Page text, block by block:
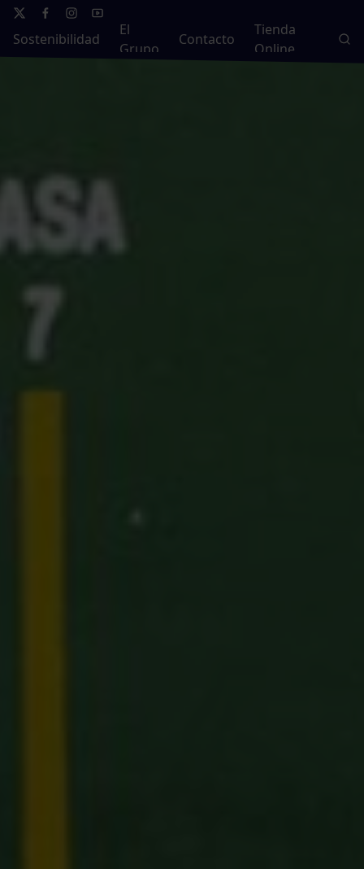
Sostenibilidad
El
Grupo
Contacto
Tienda
Online